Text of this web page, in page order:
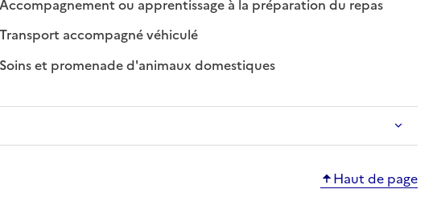
Accompagnement ou apprentissage à la préparation du repas
Transport accompagné véhiculé: disponible
: non disponible
Soins et promenade d'animaux domestiques: disponible
: non disponible
Haut de page